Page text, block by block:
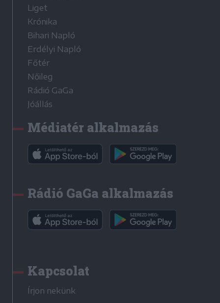
Liget
Krónika
Bihari Napló
Erdélyi Napló
Főtér
Nőileg
Rádió GaGa
Jóállás
Médiatér alkalmazás
Rádió GaGa alkalmazás
Kapcsolat
Írjon nekünk